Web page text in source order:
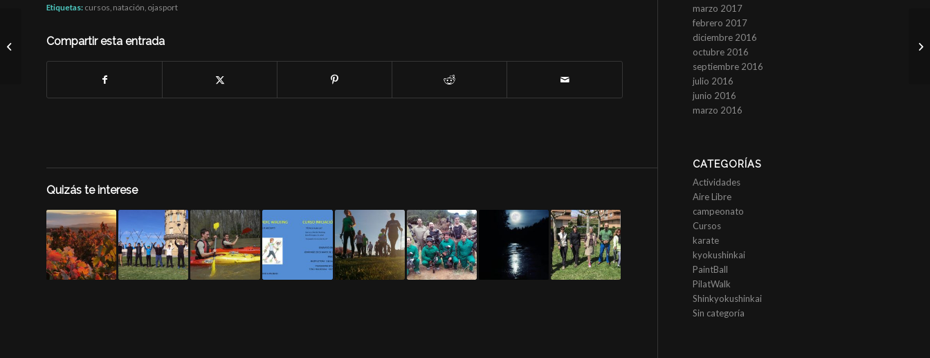
Etiquetas: cursos natación ojasport
Compartir esta entrada
Quizás te interese
marzo 2017
febrero 2017
diciembre 2016
octubre 2016
septiembre 2016
julio 2016
junio 2016
marzo 2016
CATEGORÍAS
Actividades
Aire Libre
campeonato
Cursos
karate
kyokushinkai
PaintBall
PilatWalk
Shinkyokushinkai
Sin categoría
de descensos en kayak
por el Ebro